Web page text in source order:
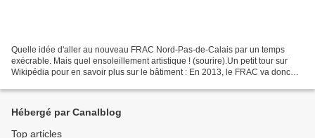
Quelle idée d'aller au nouveau FRAC Nord-Pas-de-Calais par un temps
exécrable. Mais quel ensoleillement artistique ! (sourire).Un petit tour sur
Wikipédia pour en savoir plus sur le bâtiment : En 2013, le FRAC va donc
Hébergé par Canalblog
Top articles